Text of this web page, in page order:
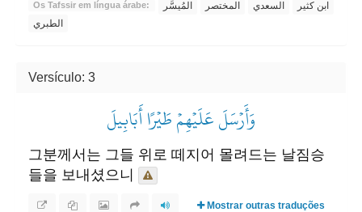
Os Tafssir em língua árabe: المُيسَّر المختصر السعدي
ابن كثير
الطبري
Versículo: 3
وَأَرۡسَلَ عَلَيۡهِمۡ طَيۡرًا أَبَابِيلَ
그분께서는 그들 위로 떼지어 몰려드는 날짐승
들을 보내셨으니
Mostrar outras traduções